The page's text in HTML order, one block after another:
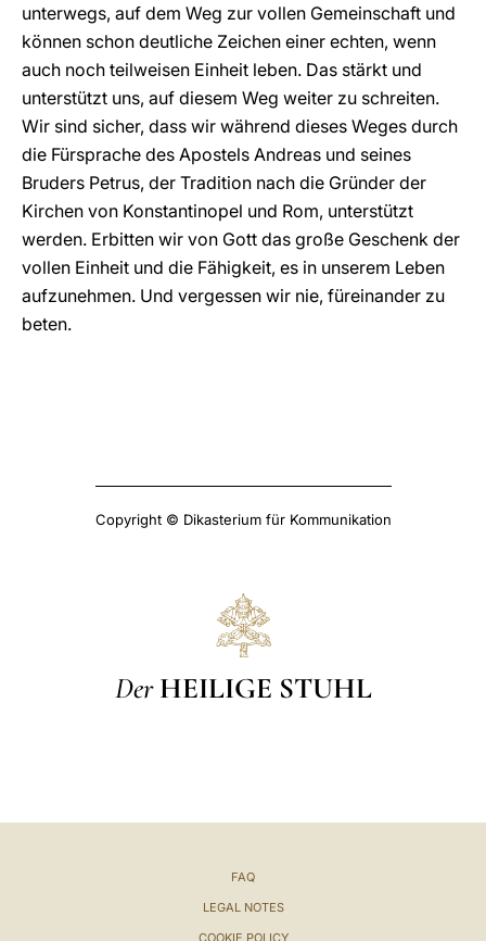
unterwegs, auf dem Weg zur vollen Gemeinschaft und
können schon deutliche Zeichen einer echten, wenn
auch noch teilweisen Einheit leben. Das stärkt und
unterstützt uns, auf diesem Weg weiter zu schreiten.
Wir sind sicher, dass wir während dieses Weges durch
die Fürsprache des Apostels Andreas und seines
Bruders Petrus, der Tradition nach die Gründer der
Kirchen von Konstantinopel und Rom, unterstützt
werden. Erbitten wir von Gott das große Geschenk der
vollen Einheit und die Fähigkeit, es in unserem Leben
aufzunehmen. Und vergessen wir nie, füreinander zu
beten.
Copyright © Dikasterium für Kommunikation
Der HEILIGE STUHL
FAQ
LEGAL NOTES
COOKIE POLICY